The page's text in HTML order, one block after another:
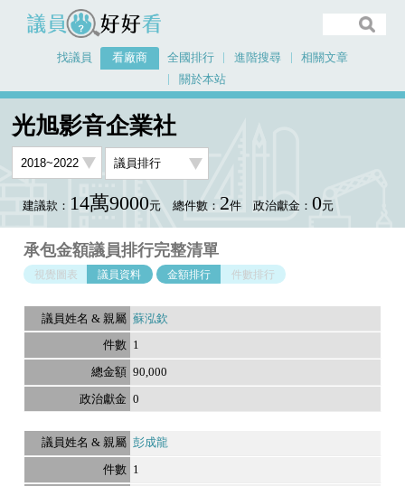
議員好好看
找議員 看廠商 全國排行 進階搜尋
相關文章
關於本站
光旭影音企業社
建議款： 14萬9000元 總件數： 2件 政治獻金： 0元
承包金額議員排行完整清單
視覺圖表 議員資料 金額排行 件數排行
蘇泓欽
1
90,000
0
彭成龍
1